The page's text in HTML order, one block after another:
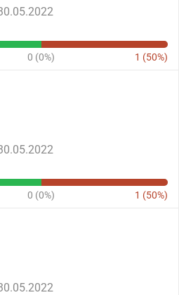
0 (0%) 1 (50%)
0 (0%) 1 (50%)